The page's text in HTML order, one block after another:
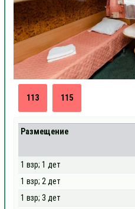
113 115
Размещение
1 взр; 1 дет
1 взр; 2 дет
1 взр; 3 дет